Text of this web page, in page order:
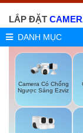
LẮP ĐẶT
DANH MỤC
Camera Có Chống
Ngược Sáng Ezviz